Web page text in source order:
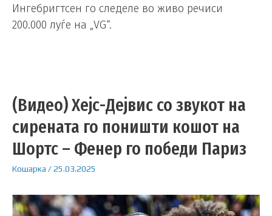
Ингебригтсен го следеле во живо речиси
200.000 луѓе на „VG“.
(Видео) Хејс-Дејвис со звукот на
сирената го поништи кошот на
Шортс – Фенер го победи Париз
Кошарка /25.03.2025